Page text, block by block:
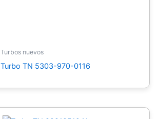
Turbos nuevos
Turbo TN 5303-970-0116